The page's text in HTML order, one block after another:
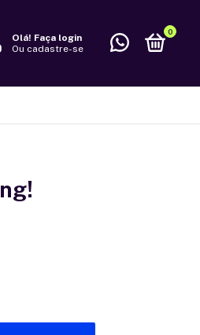
Olá! Faça login
Ou cadastre-se
0